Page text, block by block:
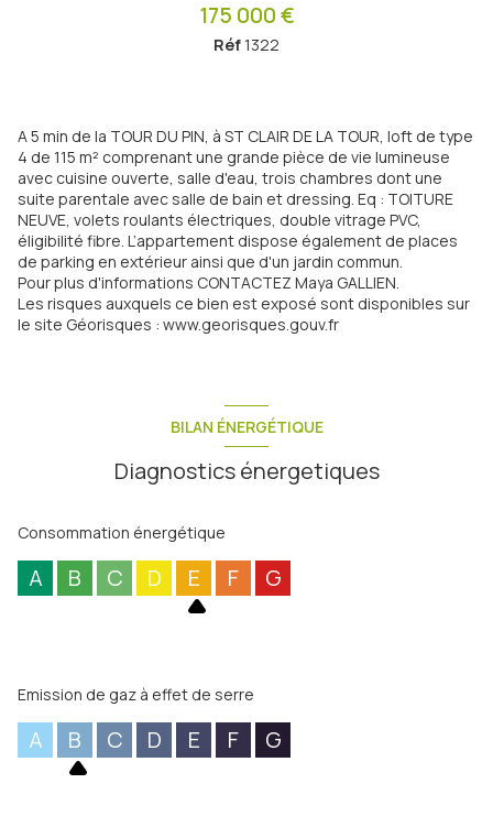
175 000 €
Réf1322
A 5 min de la TOUR DU PIN, à ST CLAIR DE LA TOUR, loft de type
4 de 115 m² comprenant une grande pièce de vie lumineuse
avec cuisine ouverte, salle d'eau, trois chambres dont une
suite parentale avec salle de bain et dressing. Eq : TOITURE
NEUVE, volets roulants électriques, double vitrage PVC,
éligibilité fibre. L’appartement dispose également de places
de parking en extérieur ainsi que d'un jardin commun.
Pour plus d'informations CONTACTEZ Maya GALLIEN.
Les risques auxquels ce bien est exposé sont disponibles sur
le site Géorisques : www.georisques.gouv.fr
BILAN ÉNERGÉTIQUE
Diagnostics énergetiques
Consommation énergétique
A B C D E F G
Emission de gaz à effet de serre
A B C D E F G